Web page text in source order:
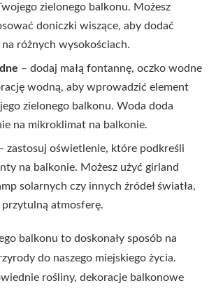
zielonego balkonu. Możesz
doniczki wiszące, aby dodać
różnych wysokościach.
– dodaj małą fontannę, oczko wodne
wodną, aby wprowadzić element
zielonego balkonu. Woda doda
na mikroklimat na balkonie.
zastosuj oświetlenie, które podkreśli
na balkonie. Możesz użyć girland
solarnych czy innych źródeł światła,
atmosferę.
balkonu to doskonały sposób na
do naszego miejskiego życia.
rośliny, dekoracje balkonowe